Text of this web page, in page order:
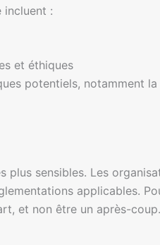
incluent :
et éthiques
potentiels, notamment
plus sensibles. Les
applicables.
et non être un après-